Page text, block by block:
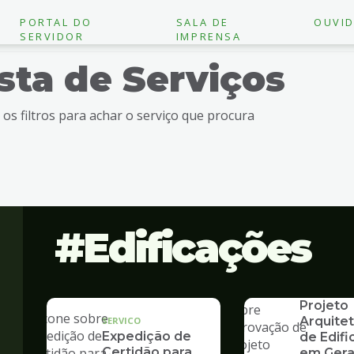
PORTAL DO
SERVIDOR
SALA DE
IMPRENSA
de Serviços
os filtros para achar o serviço que procura
Edificações
SERVICO
Expedição de
Projeto
de